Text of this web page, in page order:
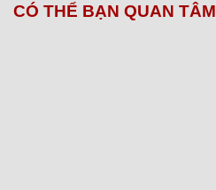
CÓ THỂ BẠN QUAN TÂM